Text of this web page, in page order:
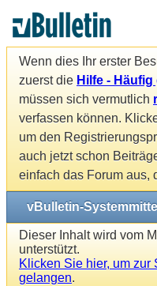
Wenn dies Ihr erster
zuerst die Hilfe -
müssen sich vermutlich
verfassen können.
um den
auch jetzt schon
einfach das Forum aus,
vBulletin-
Dieser Inhalt wird vom
unterstützt.
Klicken Sie hier, um zur
gelangen.